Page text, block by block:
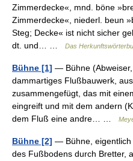
Zimmerdecke«, mnd. böne
Zimmerdecke«, niederl. beun
Steg; Decke« ist nicht sicher
dt. und… …
Das
Bühne [1] — Bühne (Abweiser,
dammartiges Flußbauwerk,
zusammengefügt, das mit
eingreift und mit dem andern
dem Fluß eine andre… …
Bühne [2] — Bühne, eigentlich
des Fußbodens durch Bretter,